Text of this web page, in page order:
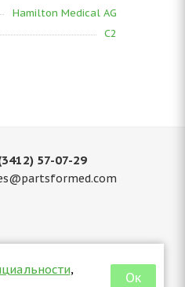
,
Ок
Hamilton Medical AG
C2
57-07-29